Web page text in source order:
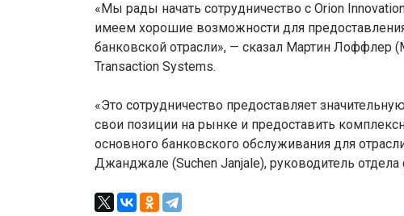
«Мы рады начать сотрудничество с Orion
имеем хорошие возможности для
банковской отрасли», — сказал Мартин Лоффлер
Transaction Systems.
«Это сотрудничество предоставляет
свои позиции на рынке и предоставить
основного банковского обслуживания для
Джанджале (Suchen Janjale), руководитель